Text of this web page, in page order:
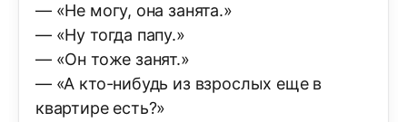
— «Не могу, она занята.»
— «Ну тогда папу.»
— «Он тоже занят.»
— «А кто-нибудь из взрослых еще в
квартире есть?»